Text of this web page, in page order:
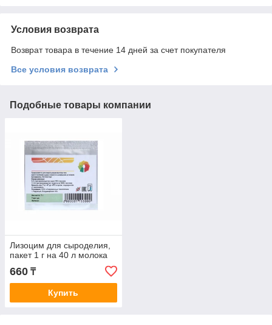
Условия возврата
Возврат товара в течение 14 дней за счет покупателя
Все условия возврата
Подобные товары компании
Лизоцим для сыроделия,
пакет 1 г на 40 л молока
660 ₸
Купить